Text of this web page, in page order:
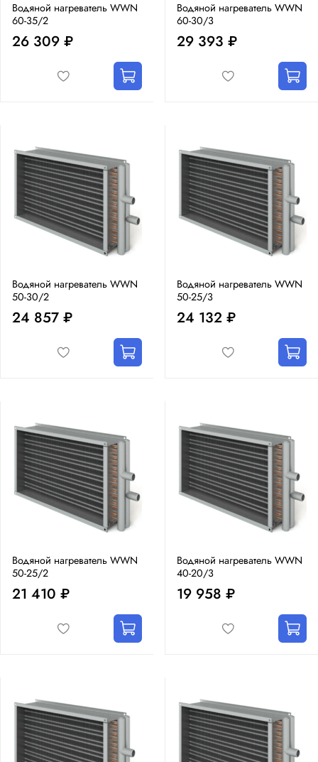
Водяной нагреватель WWN
60-35/2
26 309 ₽
Водяной нагреватель WWN
60-30/3
29 393 ₽
Водяной нагреватель WWN
50-30/2
24 857 ₽
Водяной нагреватель WWN
50-25/3
24 132 ₽
Водяной нагреватель WWN
50-25/2
21 410 ₽
Водяной нагреватель WWN
40-20/3
19 958 ₽